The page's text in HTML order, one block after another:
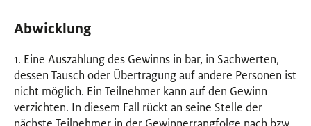
Abwicklung
1. Eine Auszahlung des Gewinns in bar, in Sachwerten,
dessen Tausch oder Übertragung auf andere Personen ist
nicht möglich. Ein Teilnehmer kann auf den Gewinn
verzichten. In diesem Fall rückt an seine Stelle der